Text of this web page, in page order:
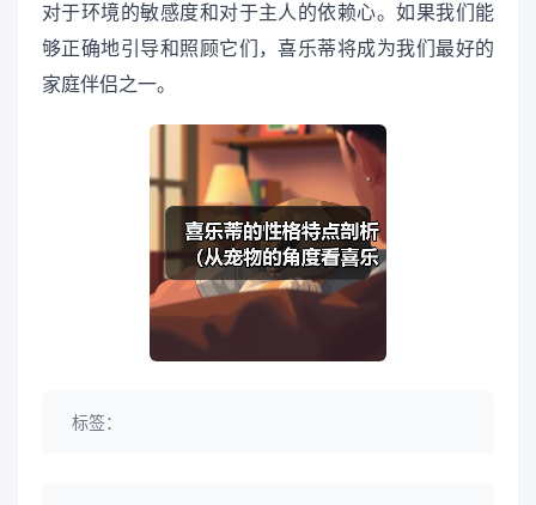
对于环境的敏感度和对于主人的依赖心。如果我们能
够正确地引导和照顾它们，喜乐蒂将成为我们最好的
家庭伴侣之一。
标签：